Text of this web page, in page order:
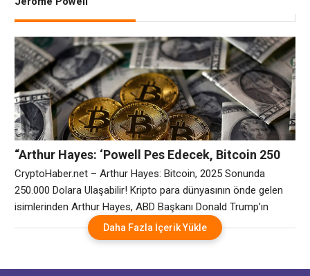
“Arthur Hayes: ‘Powell Pes Edecek, Bitcoin 250
Bin Doları Görecek!'”
CryptoHaber.net – Arthur Hayes: Bitcoin, 2025 Sonunda
250.000 Dolara Ulaşabilir! Kripto para dünyasının önde gelen
isimlerinden Arthur Hayes, ABD Başkanı Donald Trump’ın
ekonomi politikaları ve yeni Hazine Bakanı Scott Bessent’in
etkisiyle Bitcoin’in 2025 sonunda 250.000 dolara
son analizinde, ABD Merkez Bankası (Fed) Başkanı Jerome
Daha Fazla İçerik Yükle